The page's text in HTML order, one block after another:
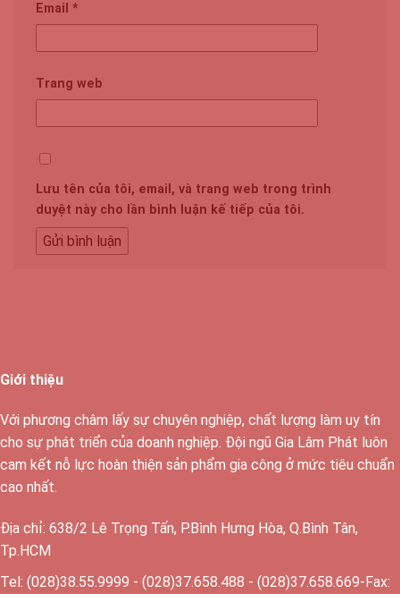
Email *
Trang web
Lưu tên của tôi, email, và trang web trong trình
duyệt này cho lần bình luận kế tiếp của tôi.
Giới thiệu
Với phương châm lấy sự chuyên nghiệp, chất lượng làm uy tín
cho sự phát triển của doanh nghiệp. Đội ngũ Gia Lâm Phát luôn
cam kết nỗ lực hoàn thiện sản phẩm gia công ở mức tiêu chuẩn
cao nhất.
Địa chỉ: 638/2 Lê Trọng Tấn, P.Bình Hưng Hòa, Q.Bình Tân,
Tp.HCM
Tel: (028)38.55.9999 - (028)37.658.488 - (028)37.658.669-Fax: